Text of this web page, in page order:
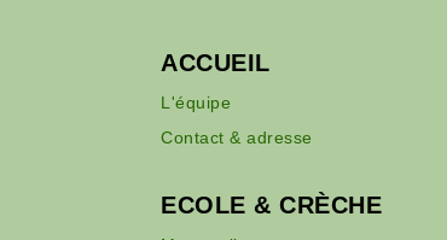
ACCUEIL
L'équipe
Contact & adresse
ECOLE & CRÈCHE